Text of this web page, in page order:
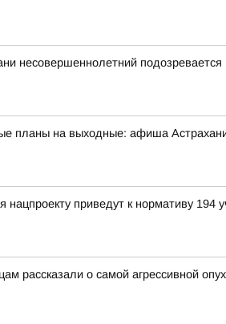
несовершеннолетний подозревается
планы на выходные: афиша
нацпроекту приведут к нормативу
рассказали о самой агрессивной